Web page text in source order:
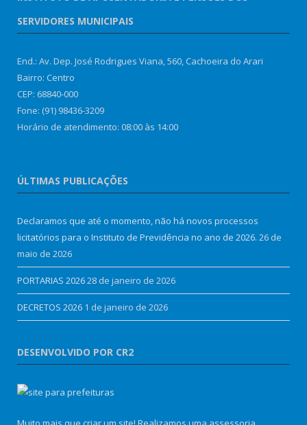
SERVIDORES MUNICIPAIS
End.: Av. Dep. José Rodrigues Viana, 560, Cachoeira do Arari
Bairro: Centro
CEP: 68840-000
Fone: (91) 98436-3209
Horário de atendimento: 08:00 às 14:00
ÚLTIMAS PUBLICAÇÕES
Declaramos que até o momento, não há novos processos
licitatórios para o Instituto de Previdência no ano de 2026. 26 de
maio de 2026
PORTARIAS 202628 de janeiro de 2026
DECRETOS 2026 1 de janeiro de 2026
DESENVOLVIDO POR CR2